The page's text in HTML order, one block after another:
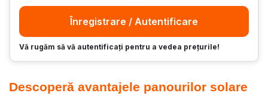
Înregistrare / Autentificare
Vă rugăm să vă autentificați pentru a vedea prețurile!
Descoperă avantajele panourilor solare